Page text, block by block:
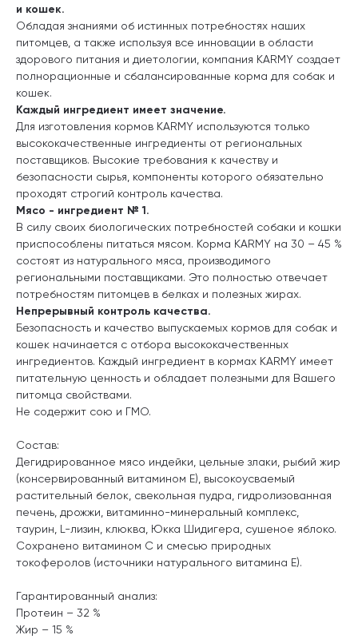
и кошек.
Обладая знаниями об истинных потребностях наших
питомцев, а также используя все инновации в области
здорового питания и диетологии, компания KARMY создает
полнорационные и сбалансированные корма для собак и
кошек.
Каждый ингредиент имеет значение.
Для изготовления кормов KARMY используются только
высококачественные ингредиенты от региональных
поставщиков. Высокие требования к качеству и
безопасности сырья, компоненты которого обязательно
проходят строгий контроль качества.
Мясо - ингредиент № 1.
В силу своих биологических потребностей собаки и кошки
приспособлены питаться мясом. Корма KARMY на 30 – 45 %
состоят из натурального мяса, производимого
региональными поставщиками. Это полностью отвечает
потребностям питомцев в белках и полезных жирах.
Непрерывный контроль качества.
Безопасность и качество выпускаемых кормов для собак и
кошек начинается с отбора высококачественных
ингредиентов. Каждый ингредиент в кормах KARMY имеет
питательную ценность и обладает полезными для Вашего
питомца свойствами.
Не содержит сою и ГМО.
Состав:
Дегидрированное мясо индейки, цельные злаки, рыбий жир
(консервированный витамином Е), высокоусваемый
растительный белок, свекольная пудра, гидролизованная
печень, дрожжи, витаминно-минеральный комплекс,
таурин, L-лизин, клюква, Юкка Шидигера, сушеное яблоко.
Сохранено витамином С и смесью природных
токоферолов (источники натурального витамина E).
Гарантированный анализ:
Протеин – 32 %
Жир – 15 %